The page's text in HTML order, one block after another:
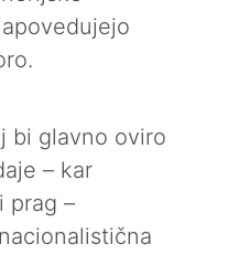
bi glavno oviro
– kar
prag –